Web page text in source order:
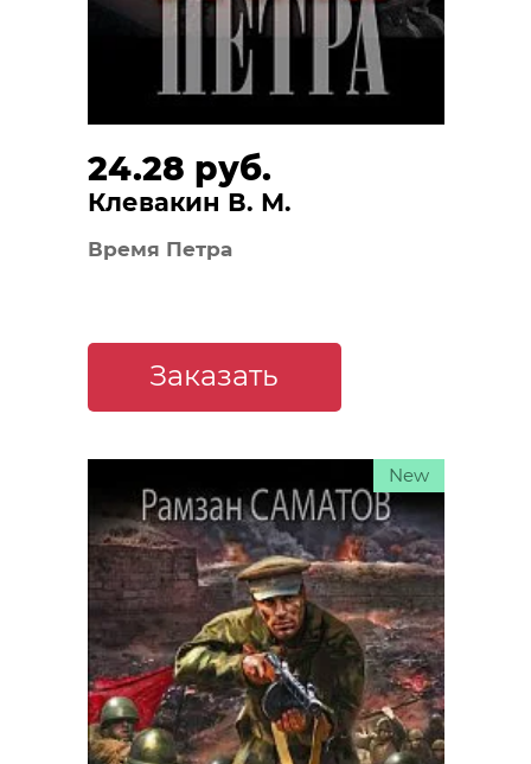
24.28 руб.
Клевакин В. М.
Время Петра
Заказать
New